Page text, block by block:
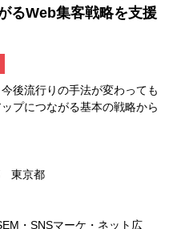
るWeb集客戦略を支援
後流行りの手法が変わっても
プにつながる基本の戦略から
京都
・SNSマーケ・ネット広